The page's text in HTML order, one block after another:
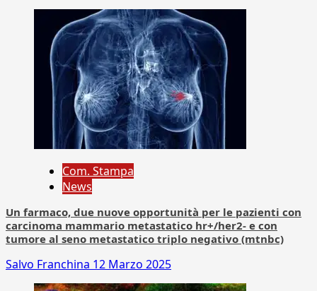
Com. Stampa
News
Un farmaco, due nuove opportunità per le pazienti con
carcinoma mammario metastatico hr+/her2- e con
tumore al seno metastatico triplo negativo (mtnbc)
Salvo Franchina 12 Marzo 2025